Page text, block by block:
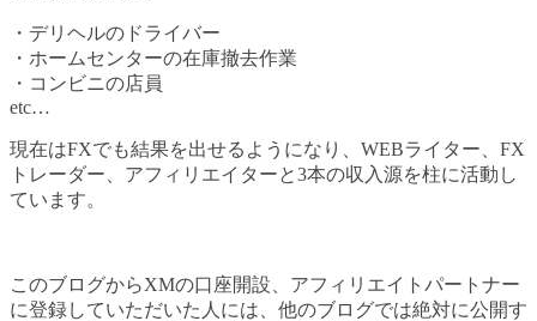
・デリヘルのドライバー
・ホームセンターの在庫撤去作業
・コンビニの店員
etc…
現在はFXでも結果を出せるようになり、WEBライター、FX
トレーダー、アフィリエイターと3本の収入源を柱に活動し
ています。
このブログからXMの口座開設、アフィリエイトパートナー
に登録していただいた人には、他のブログでは絶対に公開す